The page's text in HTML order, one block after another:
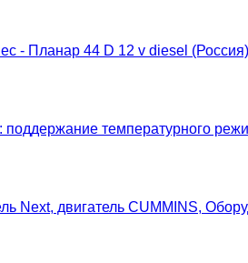
- Планар 44 D 12 v diesel
температурного
Next, двигатель CUMMINS,